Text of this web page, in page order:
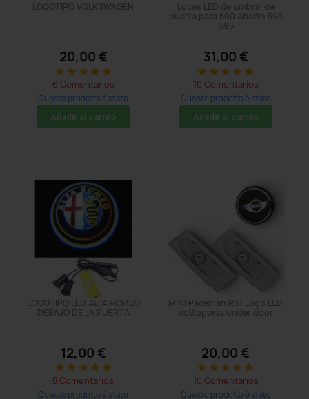
LOGOTIPO VOLKSWAGEN
20,00 €
star star star star star
6 Comentarios
Questo prodotto è stato
acquistato: 20 times
Añadir al carrito
Luces LED de umbral de
puerta para 500 Abarth 595
695
31,00 €
star star star star star
10 Comentarios
Questo prodotto è stato
acquistato: 128 times
Añadir al carrito
LOGOTIPO LED ALFA ROMEO
DEBAJO DE LA PUERTA
12,00 €
star star star star star
8 Comentarios
Questo prodotto è stato
MINI Paceman R61 Logo LED
sottoporta under door
20,00 €
star star star star star
10 Comentarios
Questo prodotto è stato